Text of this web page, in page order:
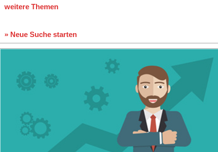
weitere Themen
» Neue Suche starten